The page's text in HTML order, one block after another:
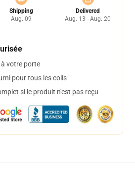
Shipping
Aug. 09
Delivered
Aug. 13 - Aug. 20
votre porte
pour tous les colis
si le produit n'est pas reçu